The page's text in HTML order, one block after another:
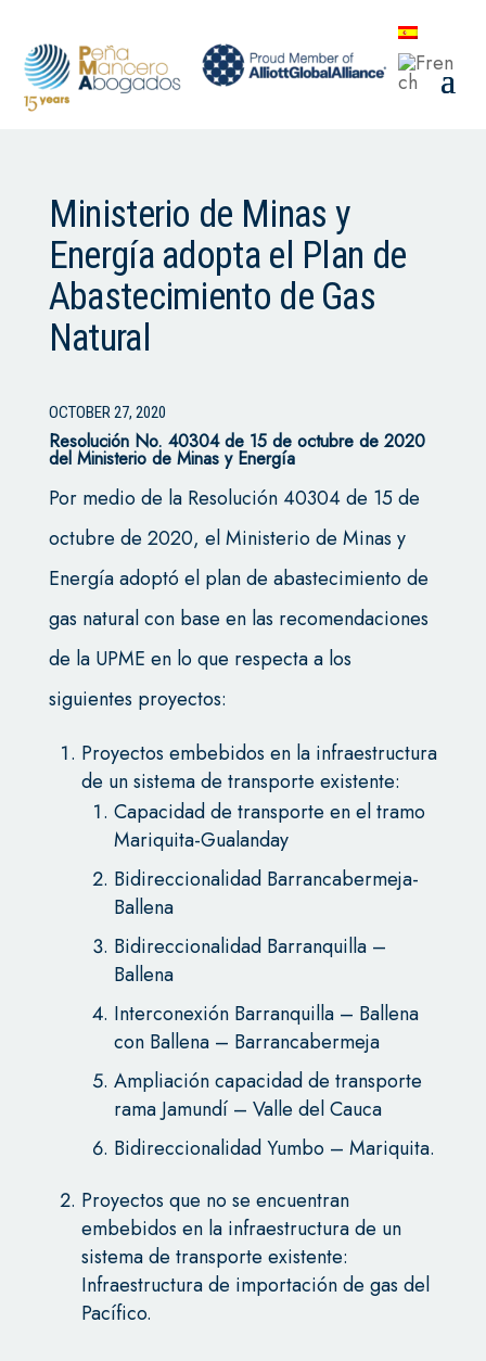
Ministerio de Minas y
Energía adopta el Plan de
Abastecimiento de Gas
Natural
OCTOBER 27, 2020
Resolución No. 40304 de 15 de octubre de 2020
del Ministerio de Minas y Energía
Por medio de la Resolución 40304 de 15 de
octubre de 2020, el Ministerio de Minas y
Energía adoptó el plan de abastecimiento de
gas natural con base en las recomendaciones
de la UPME en lo que respecta a los
siguientes proyectos:
Proyectos embebidos en la infraestructura
de un sistema de transporte existente:
Capacidad de transporte en el tramo
Mariquita-Gualanday
Bidireccionalidad Barrancabermeja-
Ballena
Bidireccionalidad Barranquilla –
Ballena
Interconexión Barranquilla – Ballena
con Ballena – Barrancabermeja
Ampliación capacidad de transporte
rama Jamundí – Valle del Cauca
Bidireccionalidad Yumbo – Mariquita.
Proyectos que no se encuentran
embebidos en la infraestructura de un
sistema de transporte existente:
Infraestructura de importación de gas del
Pacífico.